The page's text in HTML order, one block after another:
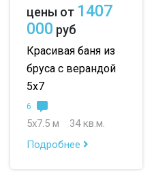
цены от 1407
000 руб
Красивая баня из
бруса с верандой
5х7
6
5х7.5 м
34 кв.м.
Подробнее